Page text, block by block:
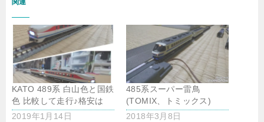
KATO 489系 白山色と国鉄
色 比較して走行♪格安は
2019年1月14日
485系スーパー雷鳥
(TOMIX、トミックス)
2018年3月8日